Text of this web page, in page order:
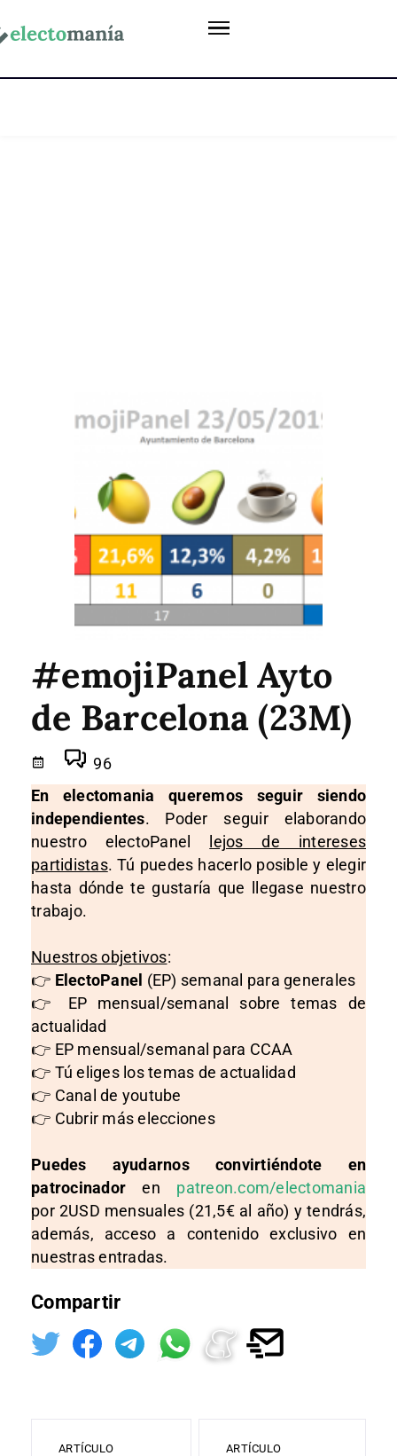
#emojiPanel Ayto
de Barcelona (23M)
96
En electomania queremos seguir siendo
independientes. Poder seguir elaborando
nuestro electoPanel
lejos de intereses
partidistas. Tú puedes hacerlo posible y elegir
hasta dónde te gustaría que llegase nuestro
trabajo.
Nuestros objetivos:
👉 ElectoPanel (EP) semanal para generales
👉 EP mensual/semanal sobre temas de
actualidad
👉 EP mensual/semanal para CCAA
👉 Tú eliges los temas de actualidad
👉 Canal de youtube
👉 Cubrir más elecciones
Puedes ayudarnos convirtiéndote en
patrocinador en patreon.com/electomania
por 2USD mensuales (21,5€ al año) y tendrás,
además, acceso a contenido exclusivo en
nuestras entradas.
Compartir
ARTÍCULO
ARTÍCULO